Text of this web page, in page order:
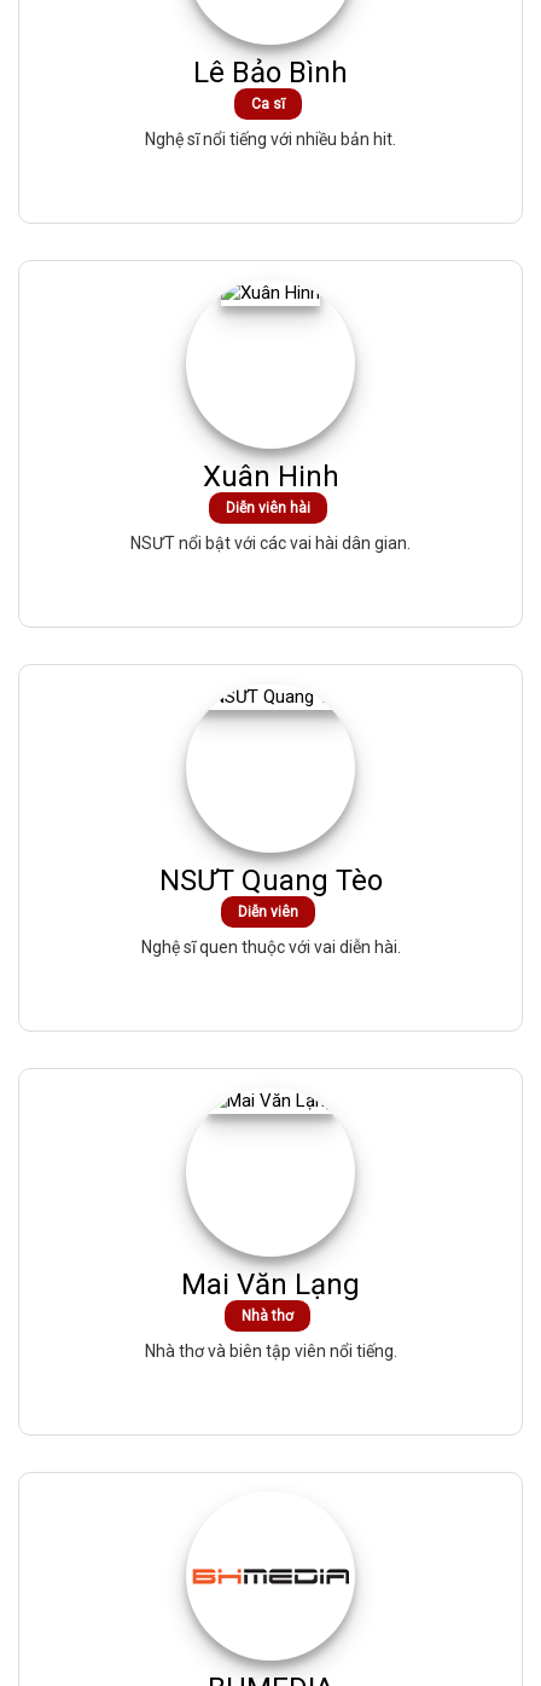
Lê Bảo Bình
Ca sĩ
Nghệ sĩ nổi tiếng với nhiều bản hit.
Xuân Hinh
Diễn viên hài
NSƯT nổi bật với các vai hài dân gian.
NSƯT Quang Tèo
Diễn viên
Nghệ sĩ quen thuộc với vai diễn hài.
Mai Văn Lạng
Nhà thơ
Nhà thơ và biên tập viên nổi tiếng.